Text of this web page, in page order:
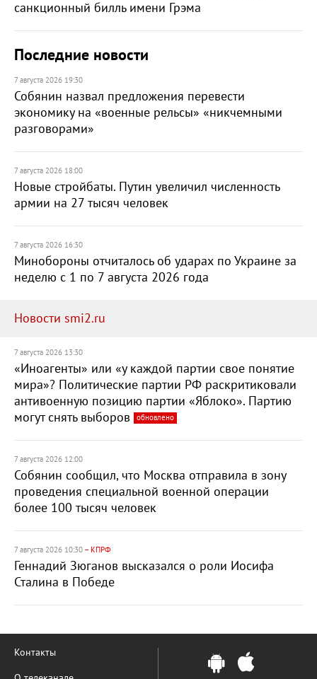
санкционный билль имени Грэма
Последние новости
7 августа 2026 19:30
Собянин назвал предложения перевести
экономику на «военные рельсы» «никчемными
разговорами»
7 августа 2026 18:00
Новые стройбаты. Путин увеличил численность
армии на 27 тысяч человек
7 августа 2026 16:30
Минобороны отчиталось об ударах по Украине за
неделю с 1 по 7 августа 2026 года
Новости smi2.ru
7 августа 2026 13:30
«Иноагенты» или «у каждой партии свое понятие
мира»? Политические партии РФ раскритиковали
антивоенную позицию партии «Яблоко». Партию
могут снять выборов
обновлено
7 августа 2026 12:00
Собянин сообщил, что Москва отправила в зону
проведения специальной военной операции
более 100 тысяч человек
7 августа 2026 10:30 – КПРФ
Геннадий Зюганов высказался о роли Иосифа
Сталина в Победе
Контакты